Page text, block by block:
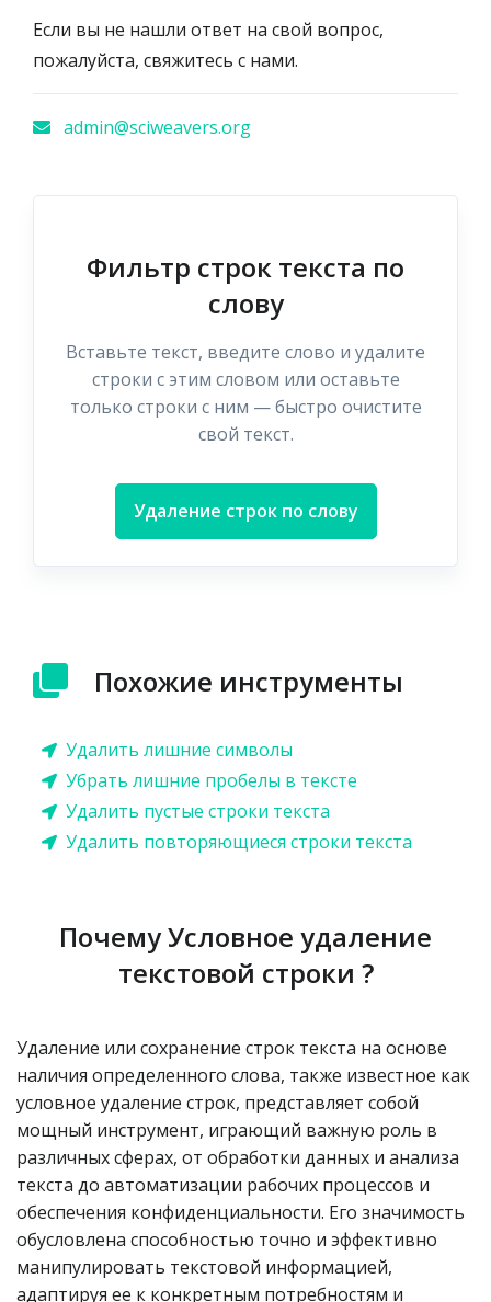
Если вы не нашли ответ на свой вопрос,
пожалуйста, свяжитесь с нами.
admin@sciweavers.org
Фильтр строк текста по
слову
Вставьте текст, введите слово и удалите
строки с этим словом или оставьте
только строки с ним — быстро очистите
свой текст.
Удаление строк по слову
Похожие инструменты
Удалить лишние символы
Убрать лишние пробелы в тексте
Удалить пустые строки текста
Удалить повторяющиеся строки текста
Почему Условное удаление
текстовой строки ?
Удаление или сохранение строк текста на основе
наличия определенного слова, также известное как
условное удаление строк, представляет собой
мощный инструмент, играющий важную роль в
различных сферах, от обработки данных и анализа
текста до автоматизации рабочих процессов и
обеспечения конфиденциальности. Его значимость
обусловлена способностью точно и эффективно
манипулировать текстовой информацией,
адаптируя ее к конкретным потребностям и